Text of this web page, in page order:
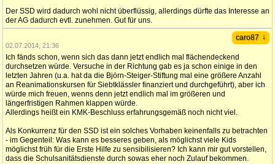
Der SSD wird dadurch wohl nicht überflüssig, allerdings dürfte das Interesse an
der AG dadurch evtl. zunehmen. Gut für uns.
caro87 ↓
02.07.2014, 21:36
Ich fänds schon, wenn sich das dann jetzt endlich mal flächendeckend
durchsetzen würde. Versuche in der Richtung gab es ja schon einige in den
letzten Jahren (u.a. hat da die Björn-Steiger-Stiftung mal eine größere Anzahl
an Reanimationskursen für Siebtklässler finanziert und durchgeführt), aber ich
würde mich freuen, wenns denn jetzt endlich mal im größeren und
längerfristigen Rahmen klappen würde.
Allerdings heißt ein KMK-Beschluss erfahrungsgemäß noch nicht viel.
Als Konkurrenz für den SSD ist ein solches Vorhaben keinenfalls zu betrachten
- im Gegenteil: Was kann es besseres geben, als möglichst viele Kids
möglichst früh für die Erste Hilfe zu sensibilisieren? Ich kann mir gut vorstellen,
dass die Schulsanitätsdienste durch sowas eher noch Zulauf bekommen.